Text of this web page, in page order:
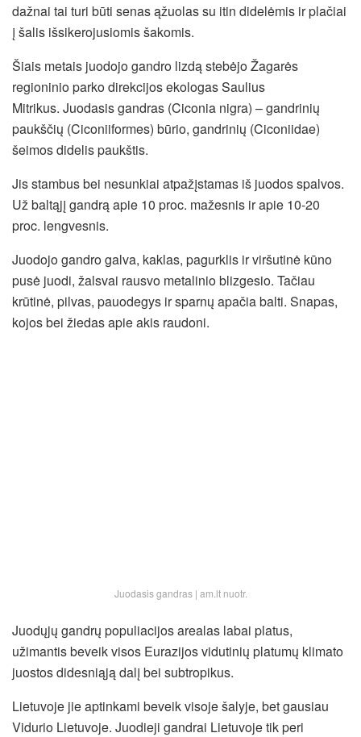
dažnai tai turi būti senas ąžuolas su itin didelėmis ir plačiai
į šalis išsikerojusiomis šakomis.
Šiais metais juodojo gandro lizdą stebėjo Žagarės
regioninio parko direkcijos ekologas Saulius
Mitrikus. Juodasis gandras (Ciconia nigra) – gandrinių
paukščių (Ciconiiformes) būrio, gandrinių (Ciconiidae)
šeimos didelis paukštis.
Jis stambus bei nesunkiai atpažįstamas iš juodos spalvos.
Už baltąjį gandrą apie 10 proc. mažesnis ir apie 10-20
proc. lengvesnis.
Juodojo gandro galva, kaklas, pagurklis ir viršutinė kūno
pusė juodi, žalsvai rausvo metalinio blizgesio. Tačiau
krūtinė, pilvas, pauodegys ir sparnų apačia balti. Snapas,
kojos bei žiedas apie akis raudoni.
Juodasis gandras | am.lt nuotr.
Juodųjų gandrų populiacijos arealas labai platus,
užimantis beveik visos Eurazijos vidutinių platumų klimato
juostos didesniąją dalį bei subtropikus.
Lietuvoje jie aptinkami beveik visoje šalyje, bet gausiau
Vidurio Lietuvoje. Juodieji gandrai Lietuvoje tik peri